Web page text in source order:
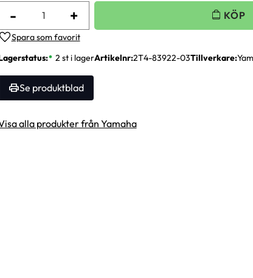
+
-
Lägg till i favoriter
2 st i lagerArtikelnr 2T4-83922-03Tillverkare
Se produktblad
alla produkter från Yamaha